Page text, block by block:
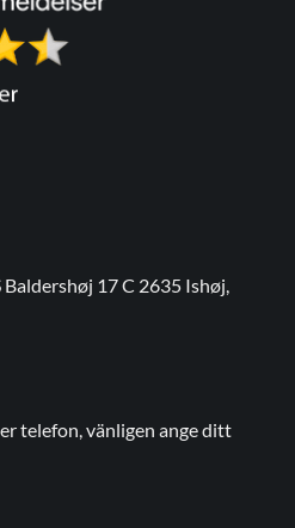
Baldershøj 17 C 2635 Ishøj,
telefon, vänligen ange ditt